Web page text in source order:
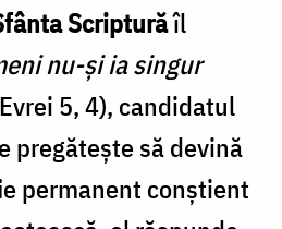
Scripturăîl
nu-și ia singur
5, 4), candidatul
pregătește să devină
permanent conștient